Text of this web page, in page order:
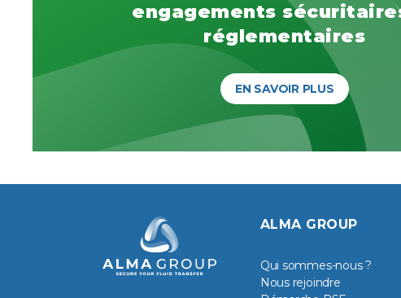
engagements
réglementaires
EN SAVOIR PLUS
ALMA GROUP
Qui sommes-nous ?
Nous rejoindre